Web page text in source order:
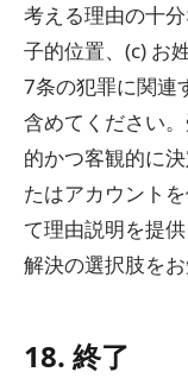
考える理由の十
子的位置、(c) お
7条の犯罪に関連
含めてください
的かつ客観的に
たはアカウント
て理由説明を提
解決の選択肢をお
18. 終了